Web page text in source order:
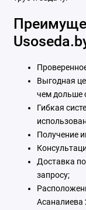
Выгодная
чем дольше
Гибкая
Получение
Доставка
запросу;
Асаналиева